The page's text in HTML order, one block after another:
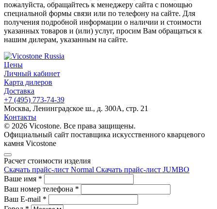
пожалуйста, обращайтесь к менеджеру сайта с помощью
специальной формы связи или по телефону на сайте. Для
получения подробной информации о наличии и стоимости
указанных товаров и (или) услуг, просим Вам обращаться к
нашим дилерам, указанным на сайте.
Цены
Личный кабинет
Карта дилеров
Доставка
+7 (495) 773-74-39
Москва, Ленинградское ш., д. 300А, стр. 21
Контакты
© 2026 Vicostone. Все права защищены.
Официальный сайт поставщика искусственного кварцевого
камня Vicostone
Расчет стоимости изделия
Скачать прайс-лист Normal Скачать прайс-лист JUMBO
Ваше имя *
Ваш номер телефона *
Ваш E-mail *